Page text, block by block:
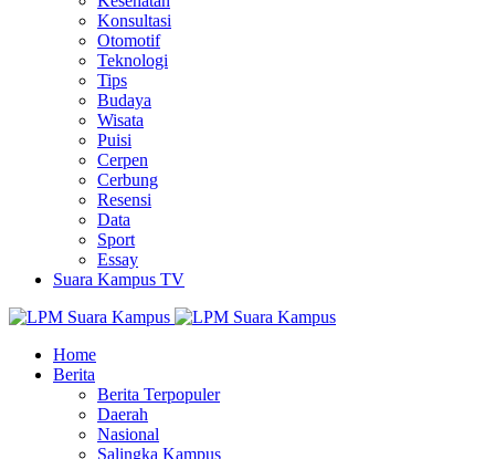
Konsultasi
Otomotif
Teknologi
Tips
Budaya
Wisata
Puisi
Cerpen
Cerbung
Resensi
Data
Sport
Essay
Suara Kampus TV
Home
Berita
Berita Terpopuler
Daerah
Nasional
Salingka Kampus